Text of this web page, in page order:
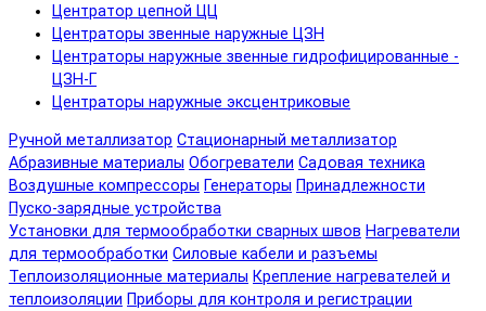
Центратор цепной ЦЦ
Центраторы звенные наружные ЦЗН
Центраторы наружные звенные гидрофицированные -
ЦЗН-Г
Центраторы наружные эксцентриковые
Ручной металлизатор Стационарный металлизатор
Абразивные материалы Обогреватели Садовая техника
Воздушные компрессоры Генераторы Принадлежности
Пуско-зарядные устройства
Установки для термообработки сварных швов Нагреватели
для термообработки Силовые кабели и разъемы
Теплоизоляционные материалы Крепление нагревателей и
теплоизоляции Приборы для контроля и регистрации